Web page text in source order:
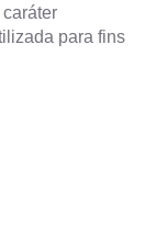
para fins